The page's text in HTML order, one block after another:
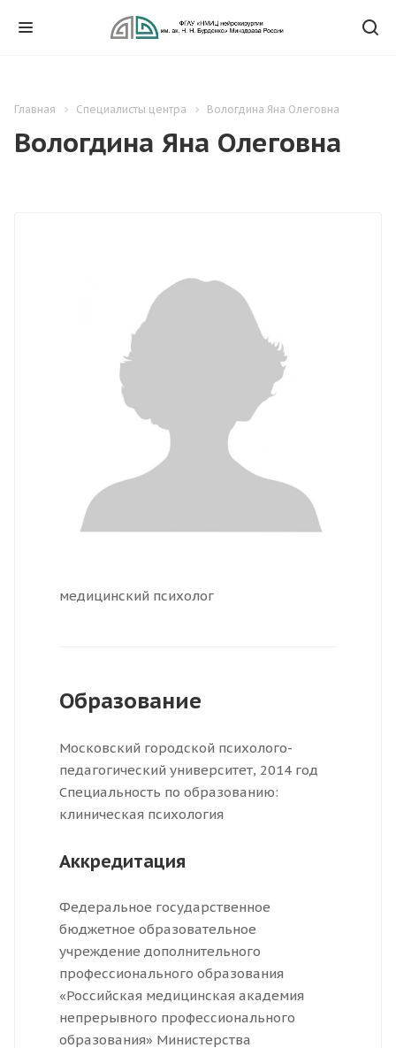
Главная Специалисты центра Вологдина Яна Олеговна
Вологдина Яна Олеговна
медицинский психолог
Образование
Московский городской психолого-
педагогический университет, 2014 год
Специальность по образованию:
клиническая психология
Аккредитация
Федеральное государственное
бюджетное образовательное
учреждение дополнительного
профессионального образования
«Российская медицинская академия
непрерывного профессионального
образования» Министерства